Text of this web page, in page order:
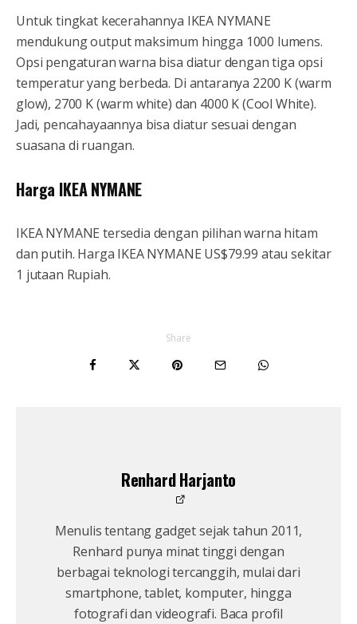
Untuk tingkat kecerahannya IKEA NYMANE
mendukung output maksimum hingga 1000 lumens.
Opsi pengaturan warna bisa diatur dengan tiga opsi
temperatur yang berbeda. Di antaranya 2200 K (warm
glow), 2700 K (warm white) dan 4000 K (Cool White).
Jadi, pencahayaannya bisa diatur sesuai dengan
suasana di ruangan.
Harga IKEA NYMANE
IKEA NYMANE tersedia dengan pilihan warna hitam
dan putih. Harga IKEA NYMANE US$79.99 atau sekitar
1 jutaan Rupiah.
Share
Renhard Harjanto
Menulis tentang gadget sejak tahun 2011,
Renhard punya minat tinggi dengan
berbagai teknologi tercanggih, mulai dari
smartphone, tablet, komputer, hingga
fotografi dan videografi. Baca profil